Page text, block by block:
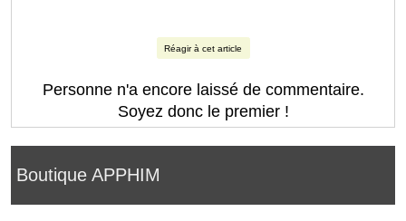
Boutique APPHIM
Réagir à cet article
Personne n'a encore laissé de commentaire.
Soyez donc le premier !